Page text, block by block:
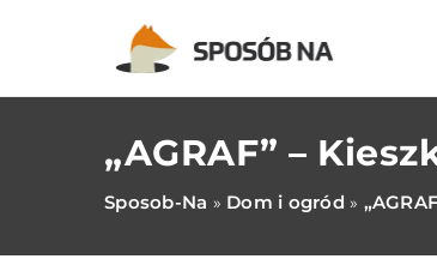
„AGRAF” –
Sposob-Na » Dom i ogród »